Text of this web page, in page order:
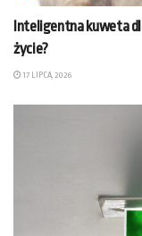
Inteligentna kuweta
życie?
17 LIPCA, 2026